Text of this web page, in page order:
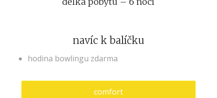
navíc k balíčku
hodina bowlingu zdarma
comfort